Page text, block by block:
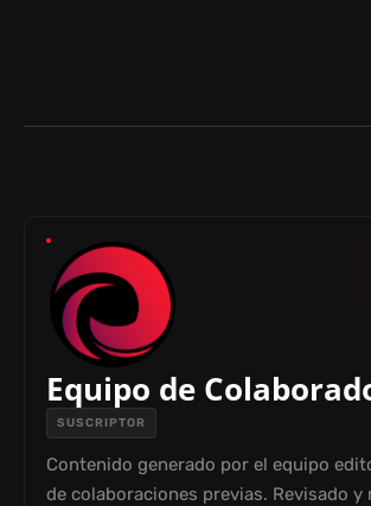
O
Equipo de
SUSCRIPTOR
Contenido generado por el equipo
de colaboraciones previas. Revisado y